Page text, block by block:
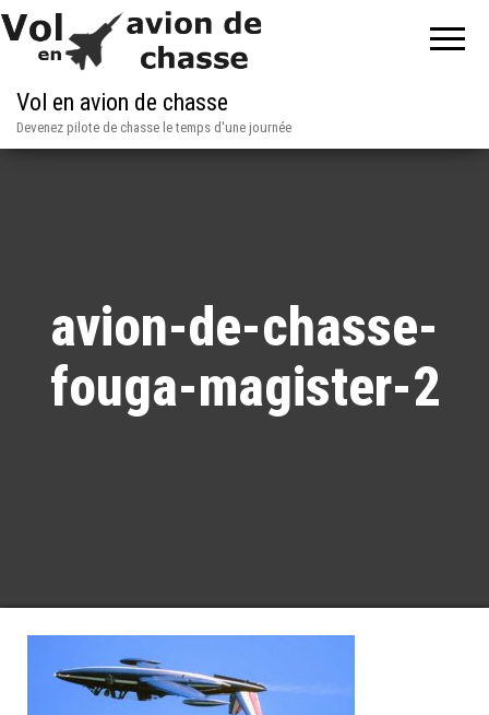
Vol en avion de chasse
Devenez pilote de chasse le temps d'une journée
avion-de-chasse-
fouga-magister-2